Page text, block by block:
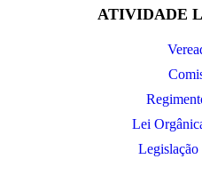
ATIVIDADE
Lei